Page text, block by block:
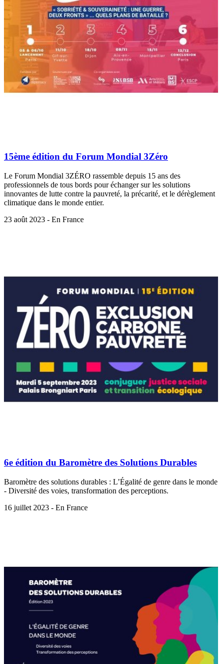
15ème édition du Forum Mondial 3Zéro
Le Forum Mondial 3ZÉRO rassemble depuis 15 ans des
professionnels de tous bords pour échanger sur les solutions
innovantes de lutte contre la pauvreté, la précarité, et le dérèglement
climatique dans le monde entier.
23 août 2023 - En France
6e édition du Baromètre des Solutions Durables
Baromètre des solutions durables : L’Égalité de genre dans le monde
- Diversité des voies, transformation des perceptions.
16 juillet 2023 - En France